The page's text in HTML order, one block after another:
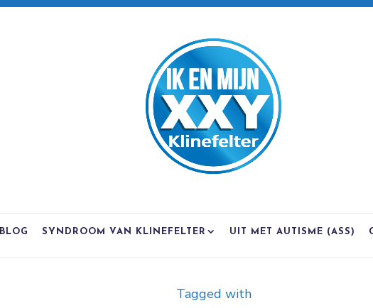
BLOG SYNDROOM VAN KLINEFELTER UIT MET AUTISME (ASS)
Tagged with